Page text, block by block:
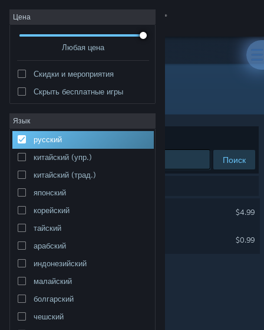
Войти
Сообщество
Информация
Поддержка
Изменить язык
Полная версия
Цена
Любая цена
Скидки и мероприятия
Скрыть бесплатные игры
Язык
русский
китайский (упр.)
китайский (трад.)
японский
корейский
тайский
арабский
индонезийский
малайский
болгарский
чешский
Разработчик: Horrendous Games
Сортировать по
Поиск
$4.99
$0.99